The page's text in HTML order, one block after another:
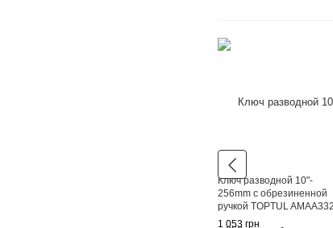
Ключ разводной 10"-
256mm с обрезиненной
ручкой TOPTUL
1 053 грн